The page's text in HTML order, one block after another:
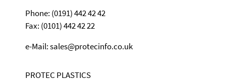
Phone: (0191) 442 42 42
Fax: (0101) 442 42 22
e-Mail: sales@protecinfo.co.uk
PROTEC PLASTICS